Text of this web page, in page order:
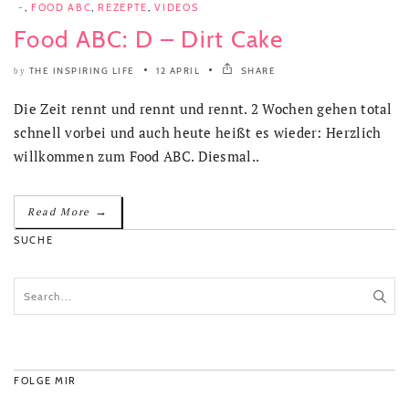
- , FOOD ABC, REZEPTE,VIDEOS
Food ABC: D – Dirt Cake
by THE INSPIRING LIFE 12 APRIL SHARE
Die Zeit rennt und rennt und rennt. 2 Wochen gehen total
schnell vorbei und auch heute heißt es wieder: Herzlich
willkommen zum Food ABC. Diesmal..
Read More →
SUCHE
FOLGE MIR